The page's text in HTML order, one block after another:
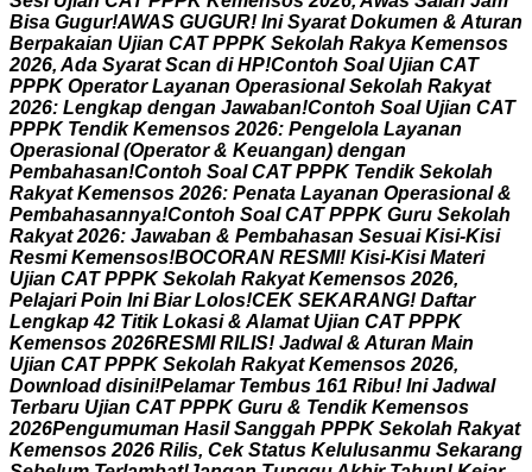
Bisa Gugur!AWAS GUGUR! Ini Syarat Dokumen & Aturan
Berpakaian Ujian CAT PPPK Sekolah Rakya Kemensos
2026, Ada Syarat Scan di HP!Contoh Soal Ujian CAT
PPPK Operator Layanan Operasional Sekolah Rakyat
2026: Lengkap dengan Jawaban!Contoh Soal Ujian CAT
PPPK Tendik Kemensos 2026: Pengelola Layanan
Operasional (Operator & Keuangan) dengan
Pembahasan!Contoh Soal CAT PPPK Tendik Sekolah
Rakyat Kemensos 2026: Penata Layanan Operasional &
Pembahasannya!Contoh Soal CAT PPPK Guru Sekolah
Rakyat 2026: Jawaban & Pembahasan Sesuai Kisi-Kisi
Resmi Kemensos!BOCORAN RESMI! Kisi-Kisi Materi
Ujian CAT PPPK Sekolah Rakyat Kemensos 2026,
Pelajari Poin Ini Biar Lolos!CEK SEKARANG! Daftar
Lengkap 42 Titik Lokasi & Alamat Ujian CAT PPPK
Kemensos 2026RESMI RILIS! Jadwal & Aturan Main
Ujian CAT PPPK Sekolah Rakyat Kemensos 2026,
Download disini!Pelamar Tembus 161 Ribu! Ini Jadwal
Terbaru Ujian CAT PPPK Guru & Tendik Kemensos
2026Pengumuman Hasil Sanggah PPPK Sekolah Rakyat
Kemensos 2026 Rilis, Cek Status Kelulusanmu Sekarang